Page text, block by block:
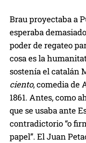
Brau proyectaba a
esperaba
poder de regateo
cosa es la
sostenía el catalán
ciento, comedia de
1861. Antes, como
que se usaba ante
contradictorio “o
papel”. El Juan